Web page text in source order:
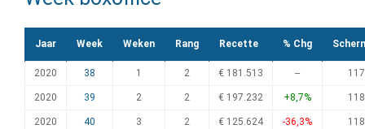
Jaar Week Weken Rang Recette % Chg
2020 38 1 2 € 181.513 -- 117
2020 39 2 2 € 197.232 +8,7% 118
2020 40 3 2 € 125.624 -36,3% 118